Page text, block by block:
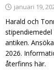
januari 19,
Harald och
antiken.
2026.
återfinns här.